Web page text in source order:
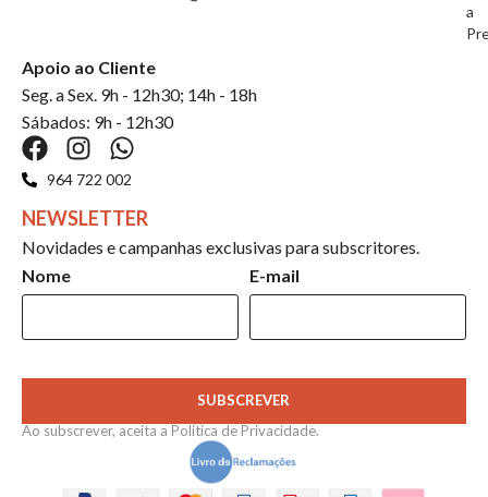
a
Apoio ao Cliente
Seg. a Sex. 9h - 12h30; 14h - 18h
Sábados: 9h - 12h30
964 722 002
NEWSLETTER
Novidades e campanhas exclusivas para subscritores.
Nome
E-mail
SUBSCREVER
Ao subscrever, aceita a Política de Privacidade.